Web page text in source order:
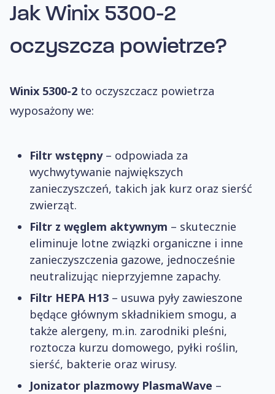
JakWinix 5300-2
oczyszcza powietrze?
Winix 5300-2 to oczyszczacz powietrza
wyposażony we:
Filtr wstępny– odpowiada za
wychwytywanie największych
zanieczyszczeń, takich jak kurz oraz sierść
zwierząt.
Filtr z węglem aktywnym – skutecznie
eliminuje lotne związki organiczne i inne
zanieczyszczenia gazowe, jednocześnie
neutralizując nieprzyjemne zapachy.
Filtr HEPA H13 – usuwa pyły zawieszone
będące głównym składnikiem smogu, a
także alergeny, m.in. zarodniki pleśni,
roztocza kurzu domowego, pyłki roślin,
sierść, bakterie oraz wirusy.
Jonizator plazmowy PlasmaWave –